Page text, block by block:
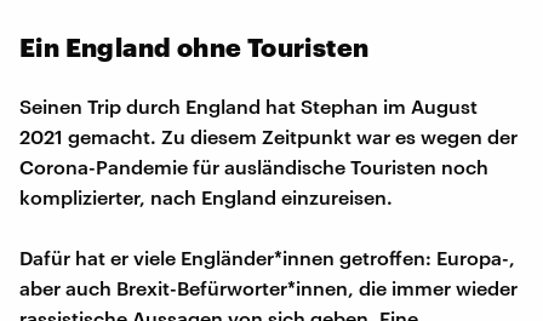
Ein England ohne Touristen
Seinen Trip durch England hat Stephan im August
2021 gemacht. Zu diesem Zeitpunkt war es wegen der
Corona-Pandemie für ausländische Touristen noch
komplizierter, nach England einzureisen.
Dafür hat er viele Engländer*innen getroffen: Europa-,
aber auch Brexit-Befürworter*innen, die immer wieder